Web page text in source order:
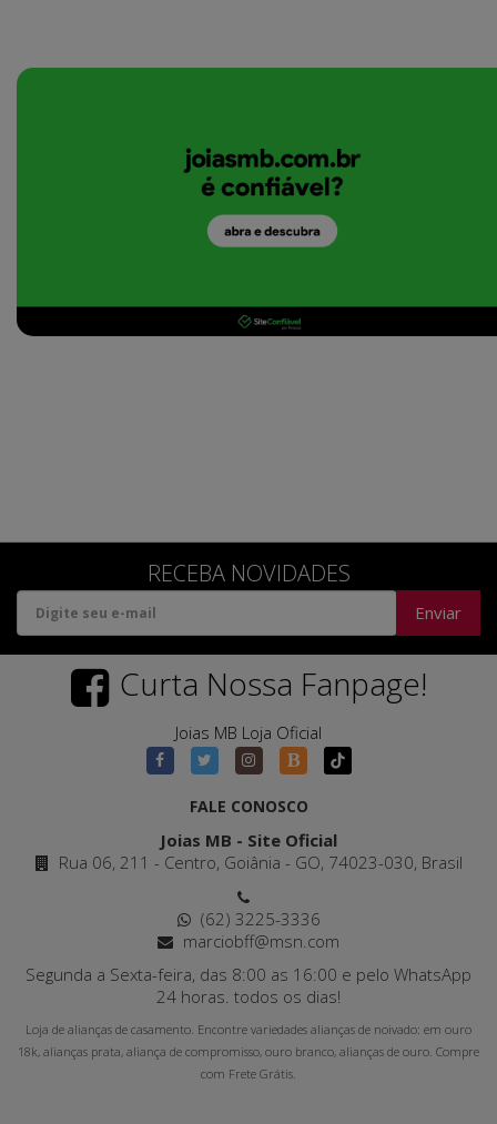
RECEBA NOVIDADES
Enviar
Curta Nossa Fanpage!
Joias MB Loja Oficial
FALE CONOSCO
Joias MB - Site Oficial
Rua 06, 211 - Centro, Goiânia - GO, 74023-030, Brasil
(62) 3225-3336
marciobff@msn.com
Segunda a Sexta-feira, das 8:00 as 16:00 e pelo WhatsApp
24 horas. todos os dias!
Loja de alianças de casamento. Encontre variedades alianças de noivado: em ouro
18k, alianças prata, aliança de compromisso, ouro branco, alianças de ouro. Compre
com Frete Grátis.